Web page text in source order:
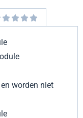
worden niet